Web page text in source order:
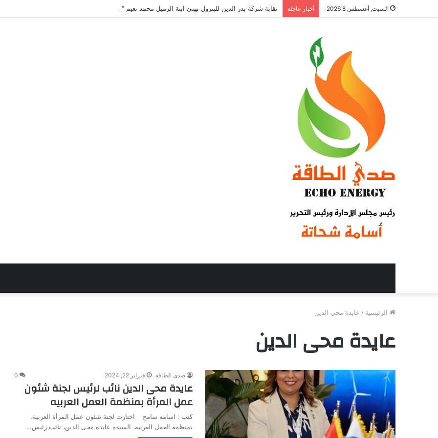
السبت, أغسطس 8 2026 أخبار عاجلة نقابة شركة بدر الدين للبترول تهنئ ابنة الزميل محمد نعيم “ياسمين” بتخرجها وتفوقها
الرئيسية / عايدة محى الدين
عايدة محى الدين
صدى الطاقه فبراير 22, 2024 0
عايدة محى الدين نائب لرئيس لجنة شئون
عمل المرأة بمنظمة العمل العربيه
كتب : اسامه سامح اختارت لجنة شئون عمل المرأة العربية،
بمنظمة العمل العربيه، السيدة عايدة محى الدين، نائب رئيس…